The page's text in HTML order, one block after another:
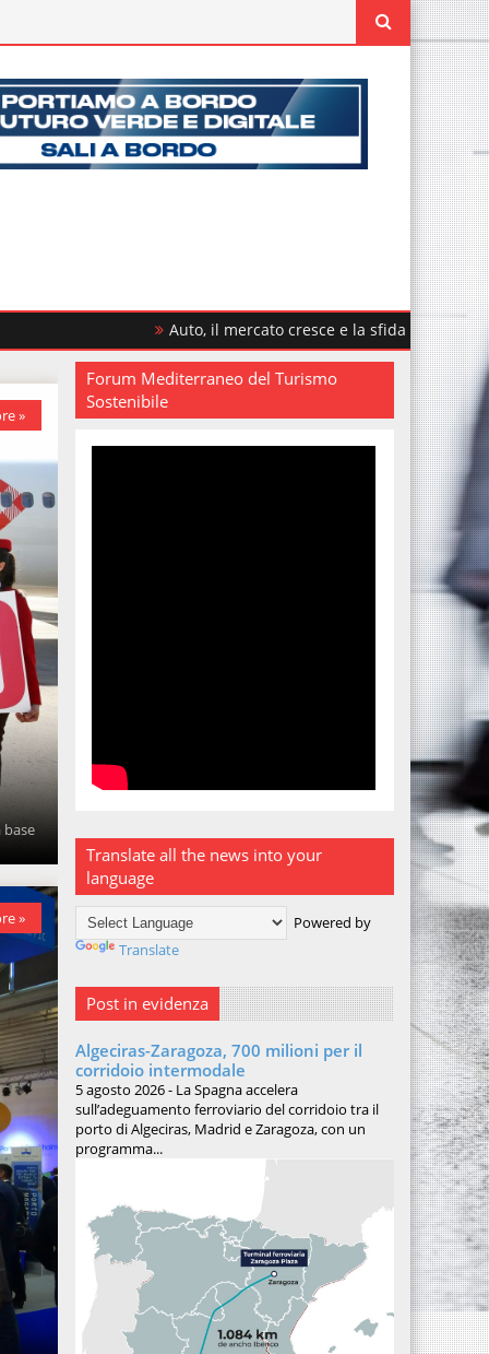
Auto, il mercato cresce e la sfida è rinnovare il parco
»
»
Forum Mediterraneo del Turismo
Sostenibile
Translate all the news into your
language
Powered by
Translate
Post in evidenza
Algeciras-Zaragoza, 700 milioni per il
corridoio intermodale
5 agosto 2026 - La Spagna accelera
sull’adeguamento ferroviario del corridoio tra il
porto di Algeciras, Madrid e Zaragoza, con un
programma...